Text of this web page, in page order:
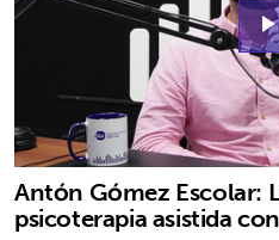
Antón Gómez Escolar:
psicoterapia asistida